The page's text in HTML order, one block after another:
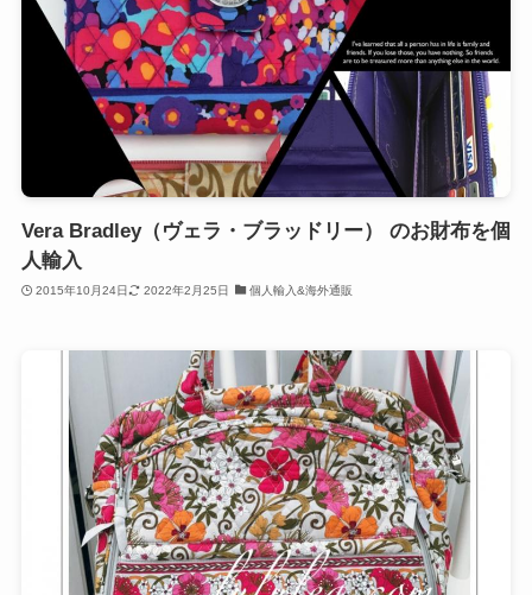
Vera Bradley（ヴェラ・ブラッドリー） のお財布を個
人輸入
2015年10月24日 2022年2月25日 個人輸入&海外通販